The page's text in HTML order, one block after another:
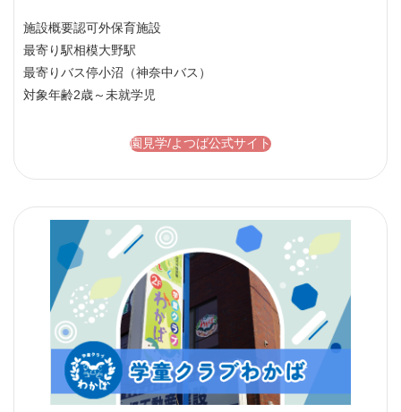
施設概要認可外保育施設
最寄り駅相模大野駅
最寄りバス停小沼（神奈中バス）
対象年齢2歳～未就学児
園見学/よつば公式サイト